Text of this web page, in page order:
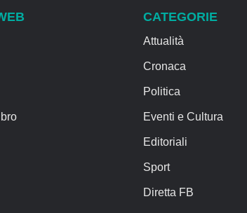
CATEGORIE
Attualità
Cronaca
Politica
Eventi e Cultura
Editoriali
Sport
Diretta FB